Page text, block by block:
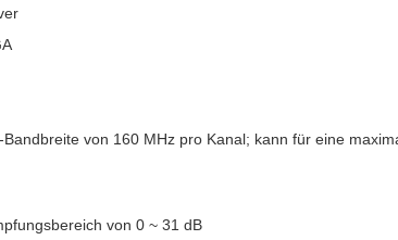
von 160 MHz pro Kanal; kann für eine
von 0 ~ 31 dB